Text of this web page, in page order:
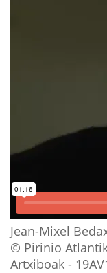
Jean-Mixel
© Pirinio
Artxiboak -